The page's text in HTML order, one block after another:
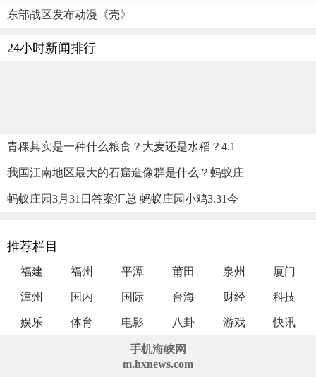
东部战区发布动漫《壳》
24小时新闻排行
青稞其实是一种什么粮食？大麦还是水稻？4.1
我国江南地区最大的石窟造像群是什么？蚂蚁庄
蚂蚁庄园3月31日答案汇总 蚂蚁庄园小鸡3.31今
推荐栏目
福建 福州 平潭 莆田 泉州 厦门
漳州 国内 国际 台海 财经 科技
娱乐 体育 电影 八卦 游戏 快讯
手机海峡网
m.hxnews.com